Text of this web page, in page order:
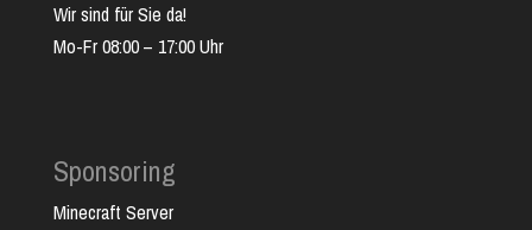
Wir sind für Sie da!
Mo-Fr 08:00 – 17:00 Uhr
Sponsoring
Minecraft Server